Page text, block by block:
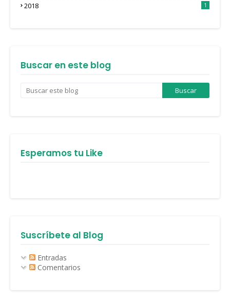
2018 1
Buscar en este blog
Esperamos tu Like
Suscríbete al Blog
Entradas
Comentarios